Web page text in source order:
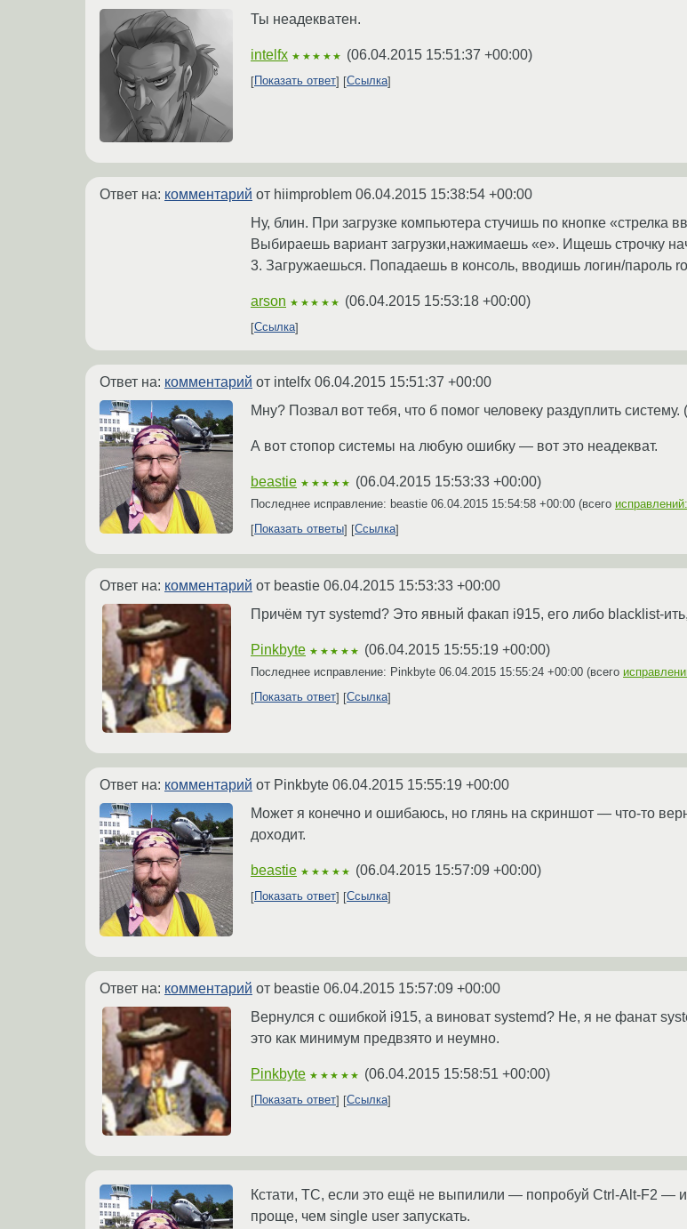
Ты неадекватен.
intelfx ★★★★★ (06.04.2015 15:51:37 +00:00)
Показать ответ Ссылка
Ответ на: комментарий от hiimproblem 06.04.2015 15:38:54 +00:00
Ну, блин. При загрузке компьютера стучишь по кнопке
Выбираешь вариант загрузки,нажимаешь «e». Ищешь строчку
3. Загружаешься. Попадаешь в консоль, вводишь логин/пароль
arson ★★★★★ (06.04.2015 15:53:18 +00:00)
Ссылка
Ответ на: комментарий от intelfx 06.04.2015 15:51:37 +00:00
Мну? Позвал вот тебя, что б помог человеку раздуплить
А вот стопор системы на любую ошибку — вот это неадекват.
beastie ★★★★★ (06.04.2015 15:53:33 +00:00)
Последнее исправление: beastie 06.04.2015 15:54:58 +00:00 (всего
Показать ответы
Ссылка
Ответ на: комментарий от beastie 06.04.2015 15:53:33 +00:00
Причём тут systemd? Это явный факап i915, его либо blacklist-
Pinkbyte ★★★★★ (06.04.2015 15:55:19 +00:00)
Последнее исправление: Pinkbyte 06.04.2015 15:55:24 +00:00 (всего
Показать ответ
Ссылка
Ответ на: комментарий от Pinkbyte 06.04.2015 15:55:19 +00:00
Может я конечно и ошибаюсь, но глянь на скриншот — что-то
доходит.
beastie ★★★★★ (06.04.2015 15:57:09 +00:00)
Показать ответ Ссылка
Ответ на: комментарий от beastie 06.04.2015 15:57:09 +00:00
Вернулся с ошибкой i915, а виноват systemd? Не, я не фанат
это как минимум предвзято и неумно.
Pinkbyte ★★★★★ (06.04.2015 15:58:51 +00:00)
Показать ответ Ссылка
Кстати, ТС, если это ещё не выпилили — попробуй Ctrl-Alt-F2 — и
проще, чем single user запускать.